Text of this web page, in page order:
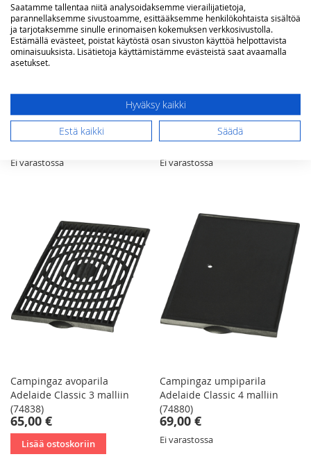
i1000/1000R 4-polttimoiseen
65,00 €
Ei varastossa
Campingaz avoparila
Adelaide Classic 4 malliin
65,00 €
Ei varastossa
Campingaz avoparila
Adelaide Classic 3 malliin
(74838)
65,00 €
Lisää ostoskoriin
Campingaz umpiparila
Adelaide Classic 4 malliin
(74880)
69,00 €
Ei varastossa
Saatamme tallentaa niitä analysoidaksemme vierailijatietoja,
parannellaksemme sivustoamme, esittääksemme henkilökohtaista sisältöä
ja tarjotaksemme sinulle erinomaisen kokemuksen verkkosivustolla.
Estämällä evästeet, poistat käytöstä osan sivuston käyttöä helpottavista
ominaisuuksista. Lisätietoja käyttämistämme evästeistä saat avaamalla
asetukset.
Hyväksy kaikki
Estä kaikki
Säädä